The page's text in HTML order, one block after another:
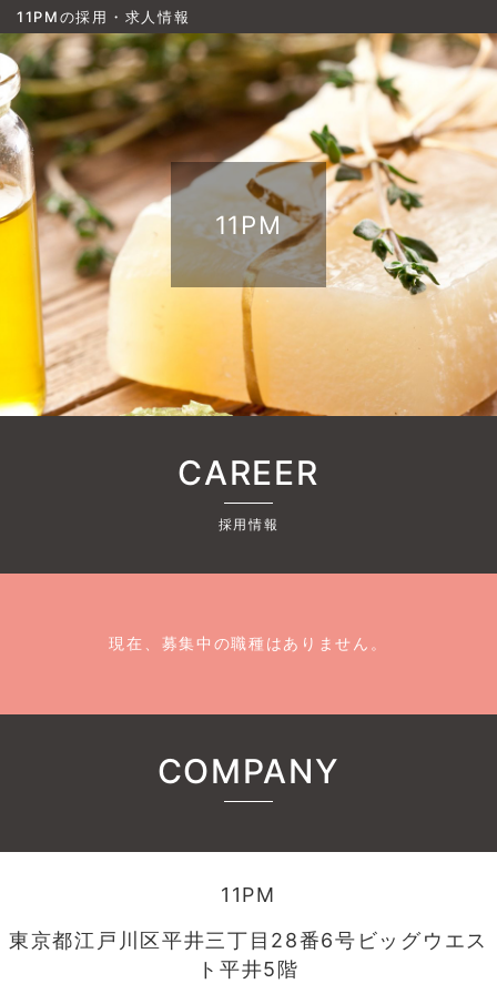
11PMの採用・求人情報
11PM
CAREER
採用情報
現在、募集中の職種はありません。
COMPANY
11PM
東京都江戸川区平井三丁目28番6号ビッグウエス
ト平井5階